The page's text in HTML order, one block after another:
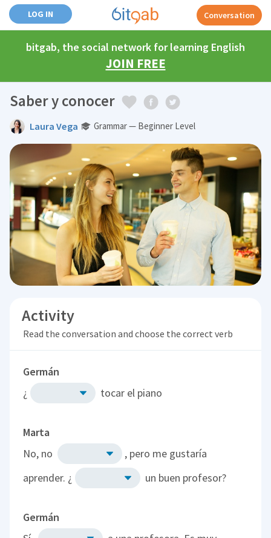
LOG IN Conversation
bitgab, the social network for learning English
JOIN FREE
Saber y conocer
Laura Vega Grammar — Beginner Level
Activity
Read the conversation and choose the correct verb
Germán
¿
tocar el piano
Marta
No, no
, pero me gustaría
aprender. ¿
un buen profesor?
Germán